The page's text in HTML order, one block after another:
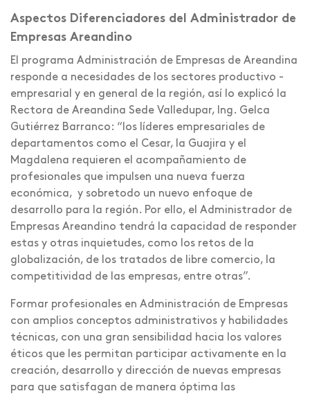
Aspectos Diferenciadores del Administrador de
Empresas Areandino
El programa Administración de Empresas de Areandina
responde a necesidades de los sectores productivo -
empresarial y en general de la región, así lo explicó la
Rectora de Areandina Sede Valledupar, Ing. Gelca
Gutiérrez Barranco: “los líderes empresariales de
departamentos como el Cesar, la Guajira y el
Magdalena requieren el acompañamiento de
profesionales que impulsen una nueva fuerza
económica, y sobretodo un nuevo enfoque de
desarrollo para la región. Por ello, el Administrador de
Empresas Areandino tendrá la capacidad de responder
estas y otras inquietudes, como los retos de la
globalización, de los tratados de libre comercio, la
competitividad de las empresas, entre otras”.
Formar profesionales en Administración de Empresas
con amplios conceptos administrativos y habilidades
técnicas, con una gran sensibilidad hacia los valores
éticos que les permitan participar activamente en la
creación, desarrollo y dirección de nuevas empresas
para que satisfagan de manera óptima las